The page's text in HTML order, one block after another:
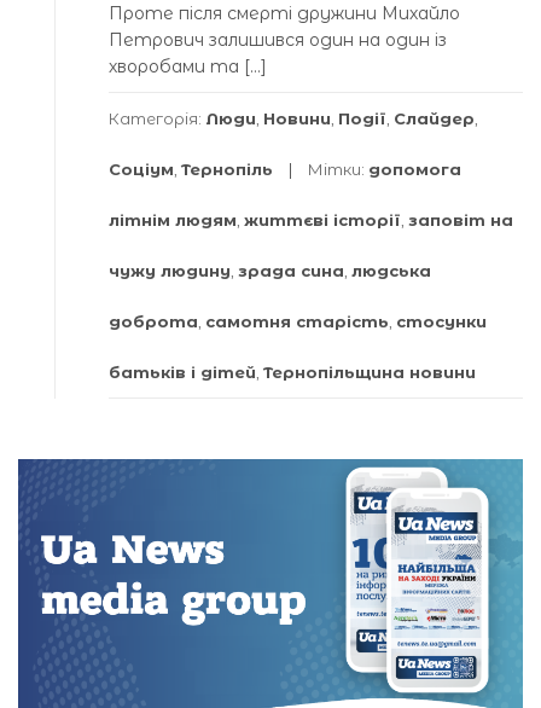
Проте після смерті дружини Михайло
Петрович залишився один на один із
хворобами та […]
Категорія: Люди Новини Події Слайдер
Соціум Тернопіль Мітки: допомога
літнім людям життєві історії заповіт на
чужу людину зрада сина людська
доброта самотня старість стосунки
батьків і дітей Тернопільщина новини